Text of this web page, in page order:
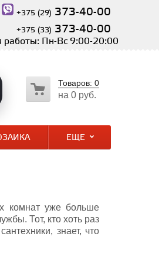
+375 (29) 373-40-00
+375 (33) 373-40-00
работы: Пн-Вс 9:00-20:00
Товаров: 0
на 0 руб.
ЕЩЕ
комнат уже больше
Тот, кто хоть раз
знает, что